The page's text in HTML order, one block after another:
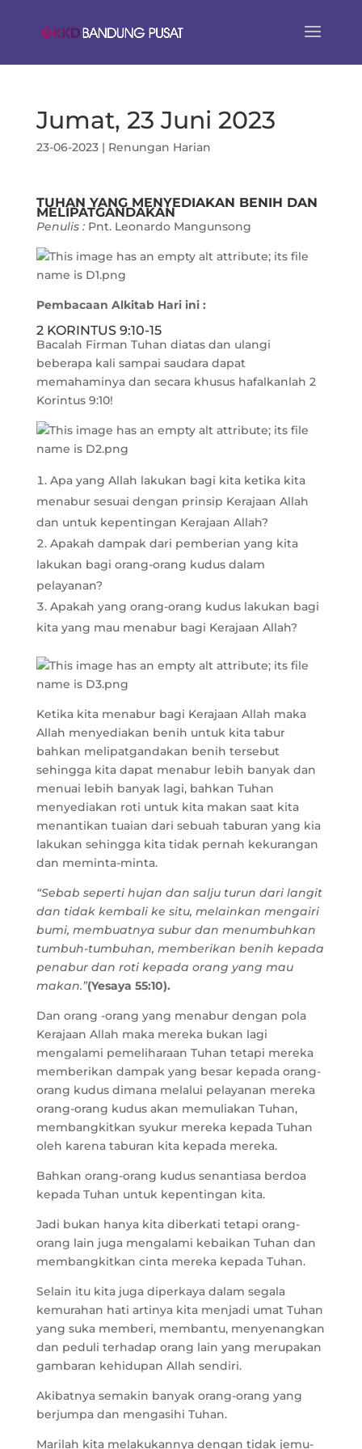
Jumat, 23 Juni 2023
23-06-2023| Renungan Harian
TUHAN YANG MENYEDIAKAN BENIH DAN
MELIPATGANDAKAN
Penulis : Pnt. Leonardo Mangunsong
Pembacaan Alkitab Hari ini :
2 KORINTUS 9:10-15
Bacalah Firman Tuhan diatas dan ulangi
beberapa kali sampai saudara dapat
memahaminya dan secara khusus hafalkanlah 2
Korintus 9:10!
Apa yang Allah lakukan bagi kita ketika kita
menabur sesuai dengan prinsip Kerajaan Allah
dan untuk kepentingan Kerajaan Allah?
Apakah dampak dari pemberian yang kita
lakukan bagi orang-orang kudus dalam
pelayanan?
Apakah yang orang-orang kudus lakukan bagi
kita yang mau menabur bagi Kerajaan Allah?
Ketika kita menabur bagi Kerajaan Allah maka
Allah menyediakan benih untuk kita tabur
bahkan melipatgandakan benih tersebut
sehingga kita dapat menabur lebih banyak dan
menuai lebih banyak lagi, bahkan Tuhan
menyediakan roti untuk kita makan saat kita
menantikan tuaian dari sebuah taburan yang kia
lakukan sehingga kita tidak pernah kekurangan
dan meminta-minta.
“Sebab seperti hujan dan salju turun dari langit
dan tidak kembali ke situ, melainkan mengairi
bumi, membuatnya subur dan menumbuhkan
tumbuh-tumbuhan, memberikan benih kepada
penabur dan roti kepada orang yang mau
makan.”(Yesaya 55:10).
Dan orang -orang yang menabur dengan pola
Kerajaan Allah maka mereka bukan lagi
mengalami pemeliharaan Tuhan tetapi mereka
memberikan dampak yang besar kepada orang-
orang kudus dimana melalui pelayanan mereka
orang-orang kudus akan memuliakan Tuhan,
membangkitkan syukur mereka kepada Tuhan
oleh karena taburan kita kepada mereka.
Bahkan orang-orang kudus senantiasa berdoa
kepada Tuhan untuk kepentingan kita.
Jadi bukan hanya kita diberkati tetapi orang-
orang lain juga mengalami kebaikan Tuhan dan
membangkitkan cinta mereka kepada Tuhan.
Selain itu kita juga diperkaya dalam segala
kemurahan hati artinya kita menjadi umat Tuhan
yang suka memberi, membantu, menyenangkan
dan peduli terhadap orang lain yang merupakan
gambaran kehidupan Allah sendiri.
Akibatnya semakin banyak orang-orang yang
berjumpa dan mengasihi Tuhan.
Marilah kita melakukannya dengan tidak jemu-